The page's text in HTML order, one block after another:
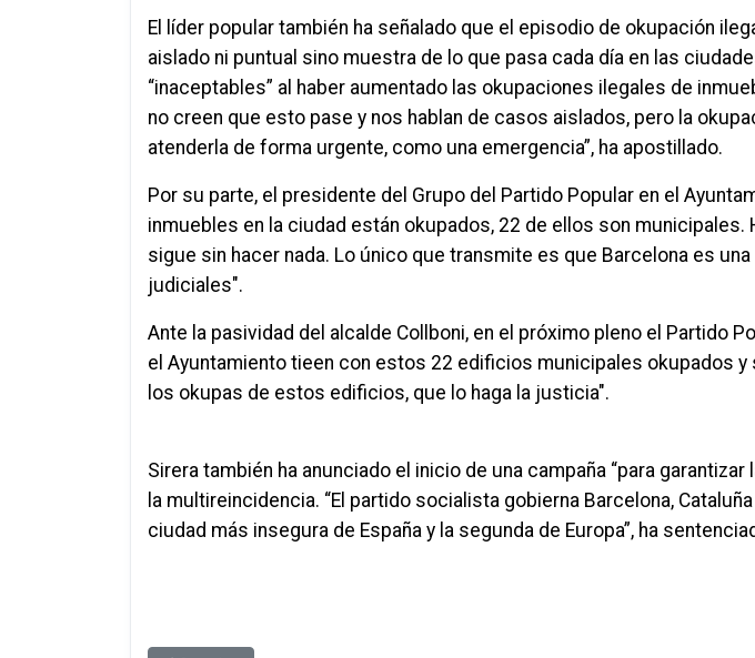
El líder popular también ha señalado que el episodio de okupación
aislado ni puntual sino muestra de lo que pasa cada día en las
“inaceptables” al haber aumentado las okupaciones ilegales de
no creen que esto pase y nos hablan de casos aislados, pero la
atenderla de forma urgente, como una emergencia”, ha apostillado.
Por su parte, el presidente del Grupo del Partido Popular en el
inmuebles en la ciudad están okupados, 22 de ellos son
sigue sin hacer nada. Lo único que transmite es que Barcelona es
judiciales".
Ante la pasividad del alcalde Collboni, en el próximo pleno el Partido
el Ayuntamiento tieen con estos 22 edificios municipales okupados
los okupas de estos edificios, que lo haga la justicia".
Sirera también ha anunciado el inicio de una campaña “para
la multireincidencia. “El partido socialista gobierna Barcelona,
ciudad más insegura de España y la segunda de Europa”, ha